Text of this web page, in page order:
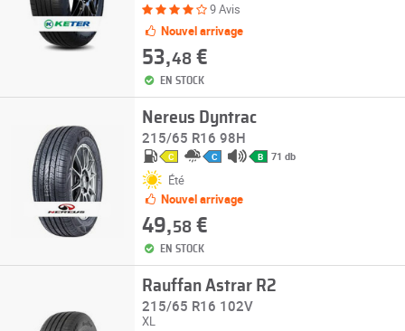
9 Avis
Nouvel arrivage
53,48€
EN STOCK
Nereus Dyntrac
215/65 R16 98H
C C B 71 db
Été
Nouvel arrivage
49,58€
EN STOCK
Rauffan Astrar R2
215/65 R16 102V
XL